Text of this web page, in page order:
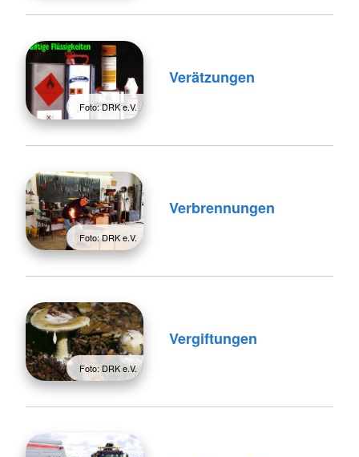
Foto: DRK e.V.
Verätzungen
Foto: DRK e.V.
Verbrennungen
Foto: DRK e.V.
Vergiftungen